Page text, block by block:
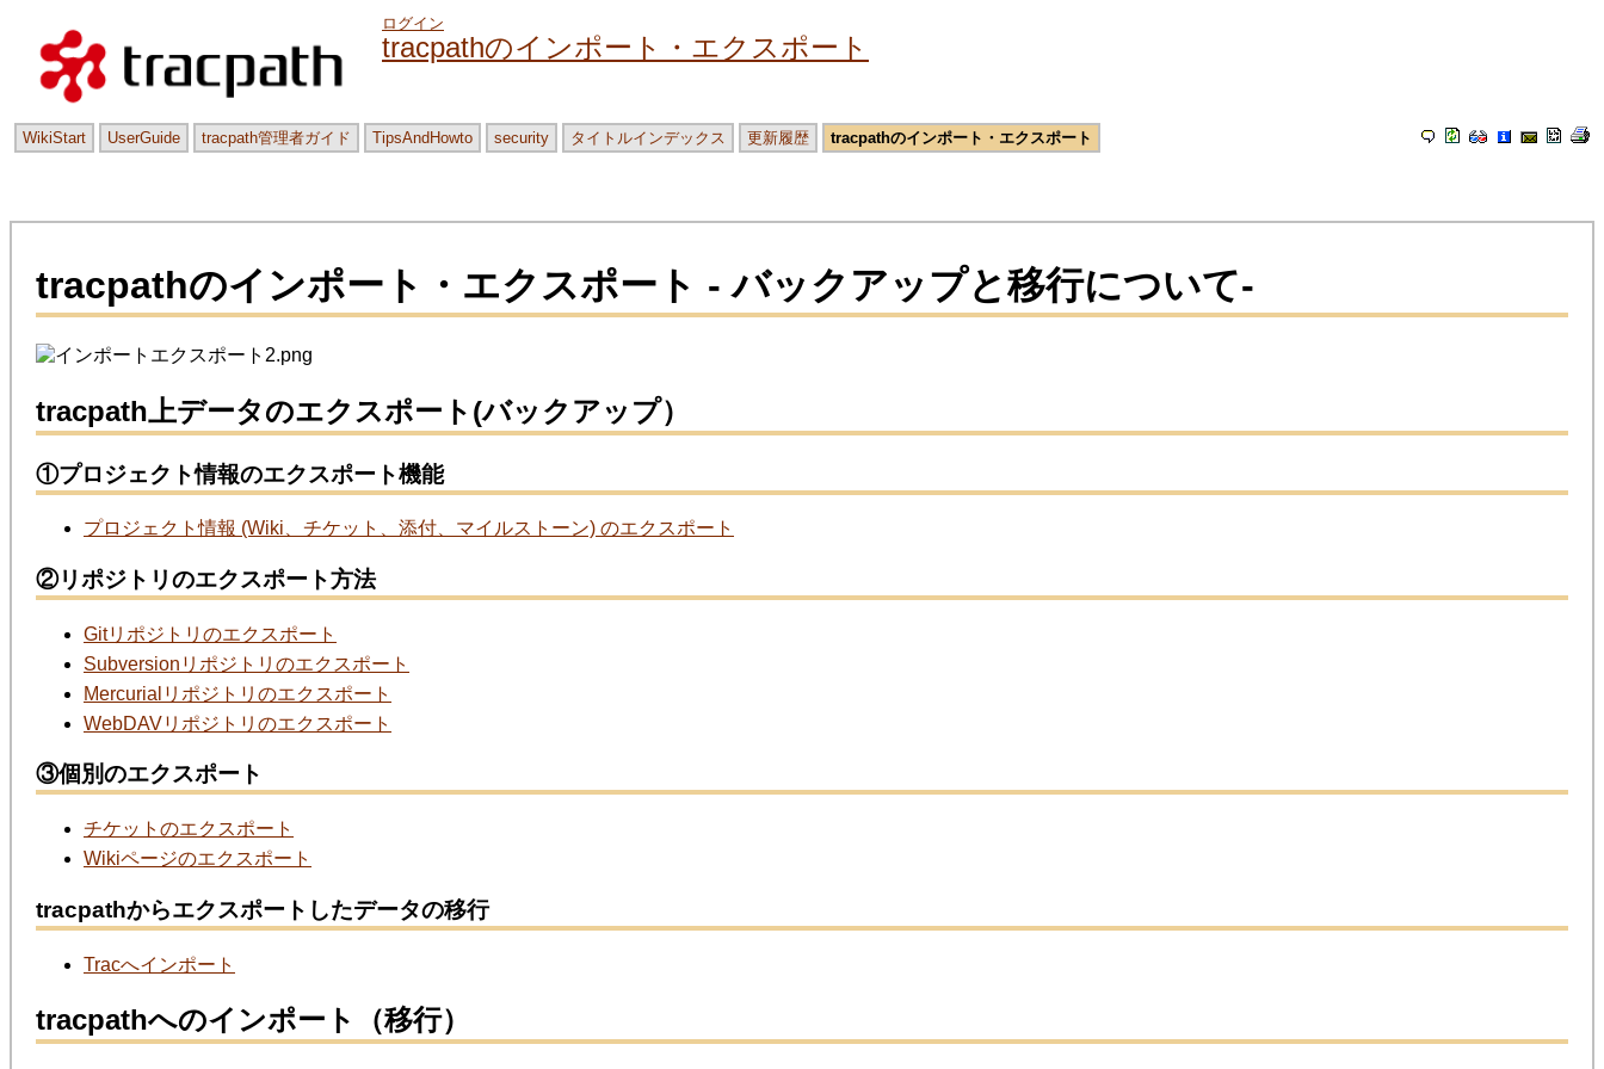
ログイン
tracpathのインポート・エクスポート
WikiStart UserGuide tracpath管理者ガイド TipsAndHowto security タイトルインデックス 更新履歴 tracpathのインポート・エクスポート
tracpathのインポート・エクスポート - バックアップと移行について-
tracpath上データのエクスポート(バックアップ）
①プロジェクト情報のエクスポート機能
プロジェクト情報 (Wiki、チケット、添付、マイルストーン) のエクスポート
②リポジトリのエクスポート方法
Gitリポジトリのエクスポート
Subversionリポジトリのエクスポート
Mercurialリポジトリのエクスポート
WebDAVリポジトリのエクスポート
③個別のエクスポート
チケットのエクスポート
Wikiページのエクスポート
tracpathからエクスポートしたデータの移行
Tracへインポート
tracpathへのインポート（移行）